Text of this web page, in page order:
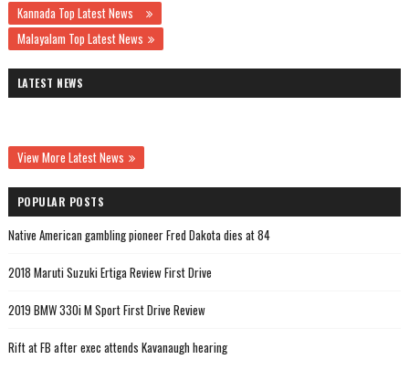
Kannada Top Latest News
Malayalam Top Latest News
LATEST NEWS
View More Latest News
POPULAR POSTS
Native American gambling pioneer Fred Dakota dies at 84
2018 Maruti Suzuki Ertiga Review First Drive
2019 BMW 330i M Sport First Drive Review
Rift at FB after exec attends Kavanaugh hearing